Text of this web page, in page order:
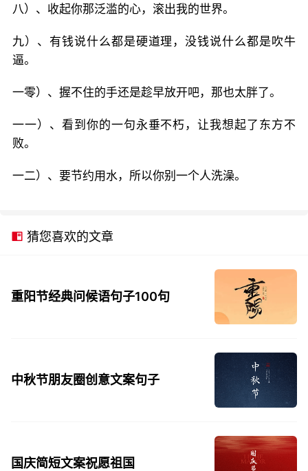
八）、收起你那泛滥的心，滚出我的世界。
九）、有钱说什么都是硬道理，没钱说什么都是吹牛
逼。
一零）、握不住的手还是趁早放开吧，那也太胖了。
一一）、看到你的一句永垂不朽，让我想起了东方不
败。
一二）、要节约用水，所以你别一个人洗澡。
猜您喜欢的文章
重阳节经典问候语句子100句
中秋节朋友圈创意文案句子
国庆简短文案祝愿祖国